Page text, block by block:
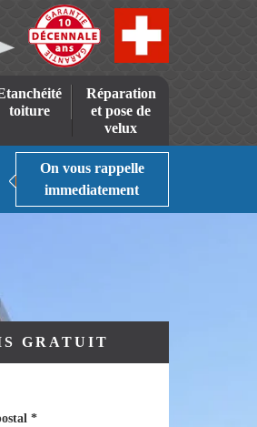
toiture
Réparation
et pose de
velux
On vous rappelle
immediatement
GRATUIT
*